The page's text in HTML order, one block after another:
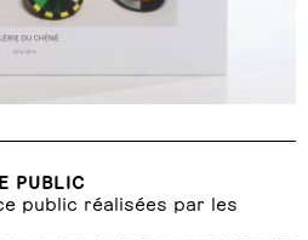
PUBLIC
public réalisées par les